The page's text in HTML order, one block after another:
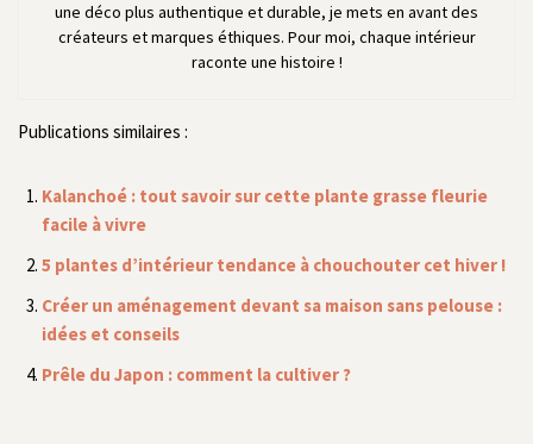
une déco plus authentique et durable, je mets en avant des
créateurs et marques éthiques. Pour moi, chaque intérieur
raconte une histoire !
Publications similaires :
Kalanchoé : tout savoir sur cette plante grasse fleurie
facile à vivre
5 plantes d’intérieur tendance à chouchouter cet hiver !
Créer un aménagement devant sa maison sans pelouse :
idées et conseils
Prêle du Japon : comment la cultiver ?